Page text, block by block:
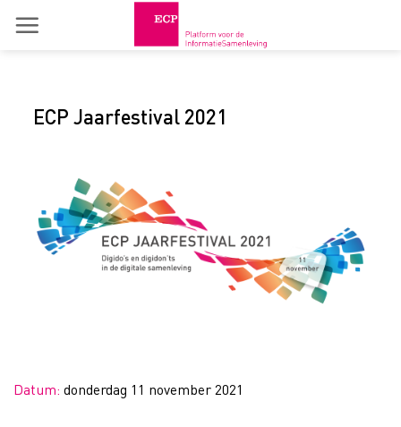
ECP Jaarfestival 2021
Datum: donderdag 11 november 2021